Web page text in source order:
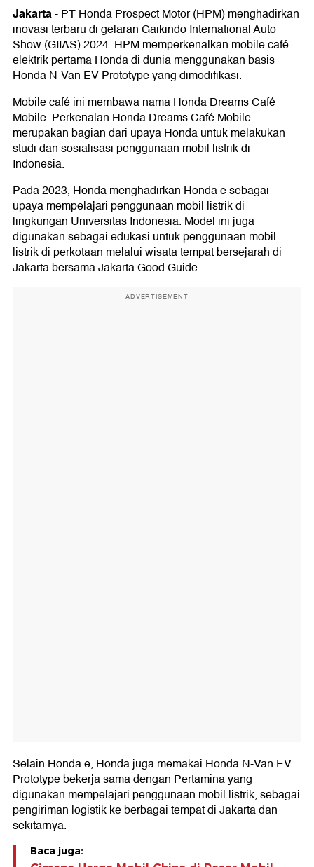
Jakarta-PT Honda Prospect Motor (HPM) menghadirkan
inovasi terbaru di gelaran Gaikindo International Auto
Show (GIIAS) 2024. HPM memperkenalkan mobile café
elektrik pertama Honda di dunia menggunakan basis
Honda N-Van EV Prototype yang dimodifikasi.
Mobile café ini membawa nama Honda Dreams Café
Mobile. Perkenalan Honda Dreams Café Mobile
merupakan bagian dari upaya Honda untuk melakukan
studi dan sosialisasi penggunaan mobil listrik di
Indonesia.
Pada 2023, Honda menghadirkan Honda e sebagai
upaya mempelajari penggunaan mobil listrik di
lingkungan Universitas Indonesia. Model ini juga
digunakan sebagai edukasi untuk penggunaan mobil
listrik di perkotaan melalui wisata tempat bersejarah di
Jakarta bersama Jakarta Good Guide.
ADVERTISEMENT
Selain Honda e, Honda juga memakai Honda N-Van EV
Prototype bekerja sama dengan Pertamina yang
digunakan mempelajari penggunaan mobil listrik, sebagai
pengiriman logistik ke berbagai tempat di Jakarta dan
sekitarnya.
Baca juga: